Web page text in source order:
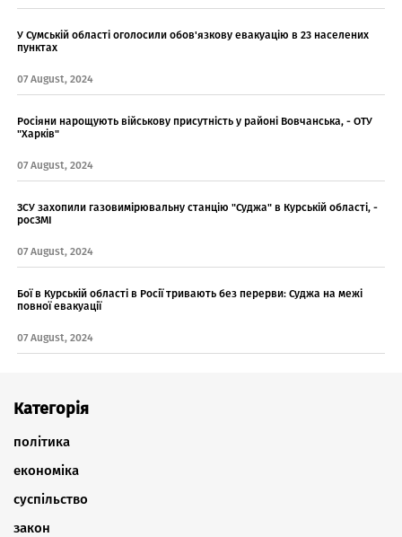
У Сумській області оголосили обов'язкову евакуацію в 23 населених
пунктах
07 August, 2024
Росіяни нарощують військову присутність у районі Вовчанська, - ОТУ
"Харків"
07 August, 2024
ЗСУ захопили газовимірювальну станцію "Суджа" в Курській області, -
росЗМІ
07 August, 2024
Бої в Курській області в Росії тривають без перерви: Суджа на межі
повної евакуації
07 August, 2024
Категорія
політика
економіка
суспільство
закон